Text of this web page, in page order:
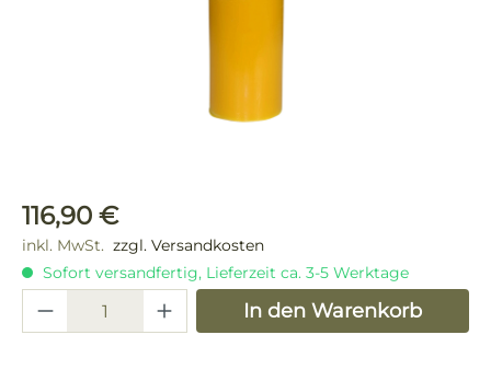
Regulärer Preis:
116,90 €
inkl. MwSt. zzgl. Versandkosten
Sofort versandfertig, Lieferzeit ca. 3-5 Werktage
Produkt Anzahl: Gib denIn den Warenkorb